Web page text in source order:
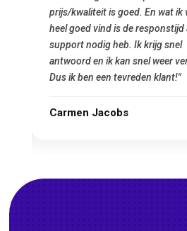
met de overstap!"
james van oranje